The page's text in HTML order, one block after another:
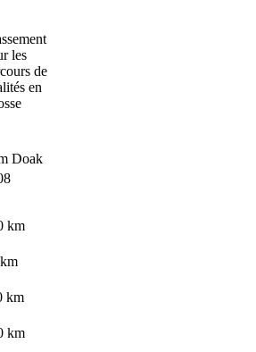
Doak
km
km
km